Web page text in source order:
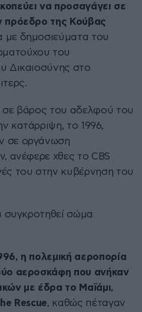
να προσαγάγει σε
πρόεδρο της Κούβας
δημοσιεύματα του
του
Δικαιοσύνης στο
σε βάρος του αδελφού του
κατάρριψη, το 1996,
σε οργάνωση
ανέφερε χθες το CBS
του στην κυβέρνηση του
συγκροτηθεί σώμα
η πολεμική αεροπορία
αεροσκάφη που ανήκαν
με έδρα το Μαϊάμι,
Rescue, καθώς πέταγαν